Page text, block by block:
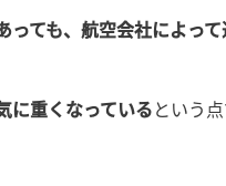
っても、航空会社によっ
に重くなっているという